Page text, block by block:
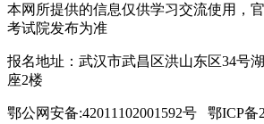
本网所提供的信息仅供学习交流使用，
考试院发布为准
报名地址：武汉市武昌区洪山东区34号
座2楼
鄂公网安备:42011102001592号 鄂ICP备